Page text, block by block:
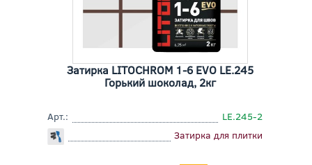
Затирка LITOCHROM 1-6 EVO LE.245
Горький шоколад, 2кг
Арт.:
LE.245-2
Затирка для плитки